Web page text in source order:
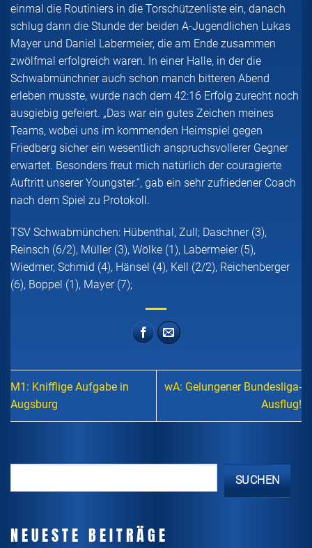
einmal die Routiniers in die Torschützenliste ein, danach
schlug dann die Stunde der beiden A-Jugendlichen Lukas
Mayer und Daniel Labermeier, die am Ende zusammen
zwölfmal erfolgreich waren. In einer Halle, in der die
Schwabmünchner auch schon manch bitteren Abend
erleben musste, wurde nach dem 42:16 Erfolg zurecht noch
ausgiebig gefeiert. „Das war ein gutes Zeichen meines
Teams, wobei uns im kommenden Heimspiel gegen
Friedberg sicher ein wesentlich anspruchsvollerer Gegner
erwartet. Besonders freut mich natürlich der couragierte
Auftritt unserer Youngster.“, gab ein sehr zufriedener Coach
nach dem Spiel zu Protokoll.
TSV Schwabmünchen: Hübenthal, Zull; Daschner (3),
Reinsch (6/2), Müller (3), Wölke (1), Labermeier (5),
Wiedmer, Schmid (4), Hänsel (4), Kell (2/2), Reichenberger
(6), Boppel (1), Mayer (7);
M1: Knifflige Aufgabe in
Augsburg
wA: Gelungener Bundesliga-
Ausflug!
SUCHEN
NEUESTE BEITRÄGE